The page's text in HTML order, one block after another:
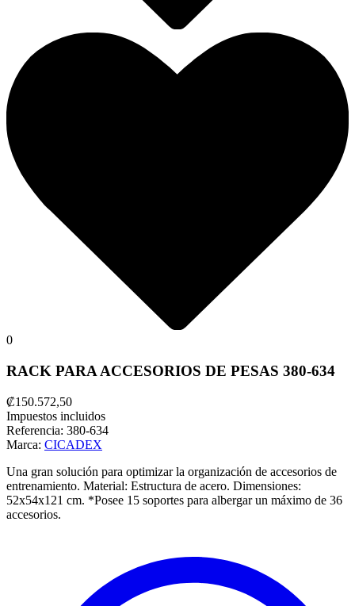
0
RACK PARA ACCESORIOS DE PESAS 380-634
₡150.572,50
Impuestos incluidos
Referencia: 380-634
Marca: CICADEX
Una gran solución para optimizar la organización de accesorios de
entrenamiento. Material: Estructura de acero. Dimensiones:
52x54x121 cm. *Posee 15 soportes para albergar un máximo de 36
accesorios.